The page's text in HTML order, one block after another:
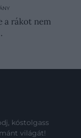
a rákot nem
kóstolgass
világát!